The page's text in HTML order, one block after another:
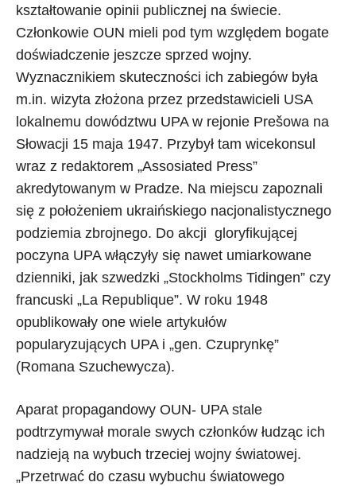
kształtowanie opinii publicznej na świecie.
Członkowie OUN mieli pod tym względem bogate
doświadczenie jeszcze sprzed wojny.
Wyznacznikiem skuteczności ich zabiegów była
m.in. wizyta złożona przez przedstawicieli USA
lokalnemu dowództwu UPA w rejonie Prešowa na
Słowacji 15 maja 1947. Przybył tam wicekonsul
wraz z redaktorem „Assosiated Press”
akredytowanym w Pradze. Na miejscu zapoznali
się z położeniem ukraińskiego nacjonalistycznego
podziemia zbrojnego. Do akcji gloryfikującej
poczyna UPA włączyły się nawet umiarkowane
dzienniki, jak szwedzki „Stockholms Tidingen” czy
francuski „La Republique”. W roku 1948
opublikowały one wiele artykułów
popularyzujących UPA i „gen. Czuprynkę”
(Romana Szuchewycza).
Aparat propagandowy OUN- UPA stale
podtrzymywał morale swych członków łudząc ich
nadzieją na wybuch trzeciej wojny światowej.
„Przetrwać do czasu wybuchu światowego